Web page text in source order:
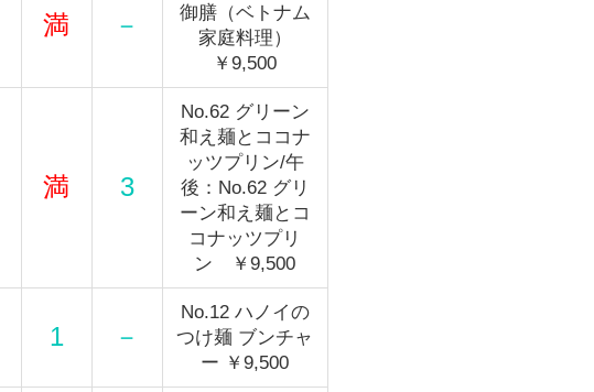
満 －
御膳（ベトナム
家庭料理）
￥9,500
満 3
No.62 グリーン
和え麺とココナ
ッツプリン/午
後：No.62 グリ
ーン和え麺とコ
コナッツプリ
ン ￥9,500
1 －
No.12 ハノイの
つけ麺 ブンチャ
ー ￥9,500